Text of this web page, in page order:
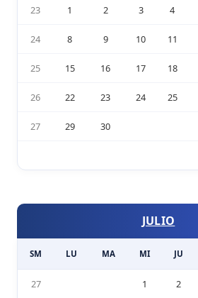
23 1 2 3 4
24 8 9 10 11
25 15 16 17 18
26 22 23 24 25
27 29 30
JULIO
SM LU MA MI JU
27 1 2